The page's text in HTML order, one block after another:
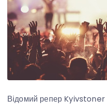
Відомий репер Kyivstoner